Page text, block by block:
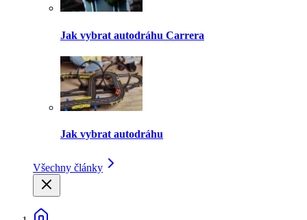
Jak vybrat autodráhu Carrera
Jak vybrat autodráhu
Všechny články